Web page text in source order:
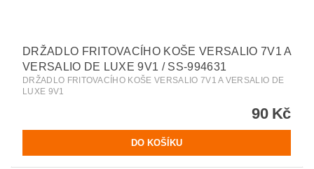
DRŽADLO FRITOVACÍHO KOŠE VERSALIO 7V1 A
VERSALIO DE LUXE 9V1 / SS-994631
DRŽADLO FRITOVACÍHO KOŠE VERSALIO 7V1 A VERSALIO DE
LUXE 9V1
90 Kč